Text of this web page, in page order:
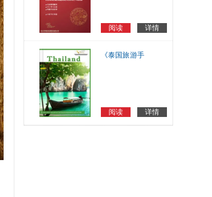
阅读 详情
《泰国旅游手
阅读 详情